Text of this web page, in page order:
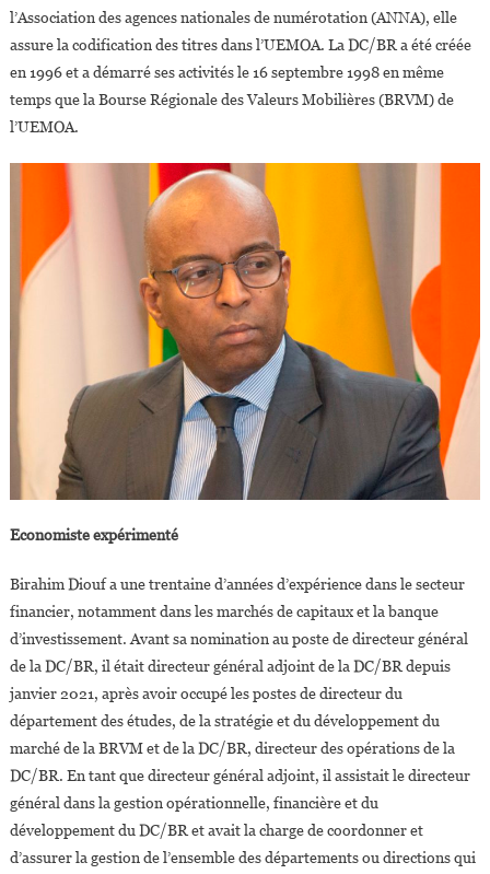
l’Association des agences nationales de numérotation (ANNA), elle
assure la codification des titres dans l’UEMOA. La DC/BR a été créée
en 1996 et a démarré ses activités le 16 septembre 1998 en même
temps que la Bourse Régionale des Valeurs Mobilières (BRVM) de
l’UEMOA.
Economiste expérimenté
Birahim Diouf a une trentaine d’années d’expérience dans le secteur
financier, notamment dans les marchés de capitaux et la banque
d’investissement. Avant sa nomination au poste de directeur général
de la DC/BR, il était directeur général adjoint de la DC/BR depuis
janvier 2021, après avoir occupé les postes de directeur du
département des études, de la stratégie et du développement du
marché de la BRVM et de la DC/BR, directeur des opérations de la
DC/BR. En tant que directeur général adjoint, il assistait le directeur
général dans la gestion opérationnelle, financière et du
développement du DC/BR et avait la charge de coordonner et
d’assurer la gestion de l’ensemble des départements ou directions qui